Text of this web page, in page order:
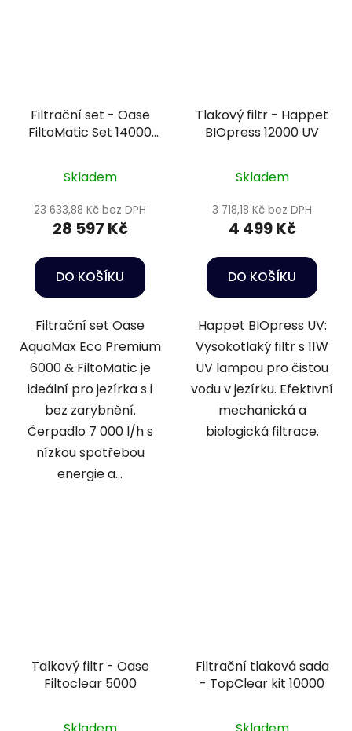
Filtrační set - Oase
FiltoMatic Set 14000
Skladem
23 633,88 Kč bez DPH
28 597 Kč
DO KOŠÍKU
Filtrační set Oase
AquaMax Eco Premium
6000 & FiltoMatic je
ideální pro jezírka s i
bez zarybnění.
Čerpadlo 7 000 l/h s
nízkou spotřebou
energie a...
Tlakový filtr - Happet
BIOpress 12000 UV
Skladem
3 718,18 Kč bez DPH
4 499 Kč
DO KOŠÍKU
Happet BIOpress UV:
Vysokotlaký filtr s 11W
UV lampou pro čistou
vodu v jezírku. Efektivní
mechanická a
biologická filtrace.
Talkový filtr - Oase
Filtoclear 5000
Filtrační tlaková sada
- TopClear kit 10000